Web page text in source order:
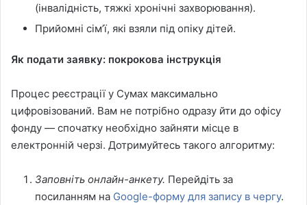
(інвалідність, тяжкі хронічні захворювання).
Прийомні сім’ї, які взяли під опіку дітей.
Як подати заявку: покрокова інструкція
Процес реєстрації у Сумах максимально
цифровізований. Вам не потрібно одразу йти до офісу
фонду — спочатку необхідно зайняти місце в
електронній черзі. Дотримуйтесь такого алгоритму:
Заповніть онлайн-анкету. Перейдіть за
посиланням на Google-форму для запису в чергу.